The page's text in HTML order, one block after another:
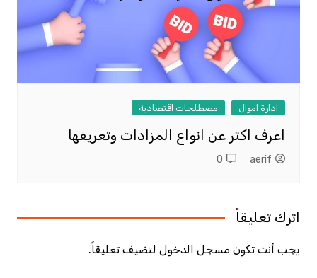
ادارة اموال مصطلحات اقتصادية
اعرف اكتر عن انواع المزادات وتعريفها
aerif
0
اترك تعليقاً
يجب أنت تكون مسجل الدخوللتضيف تعليقاً.